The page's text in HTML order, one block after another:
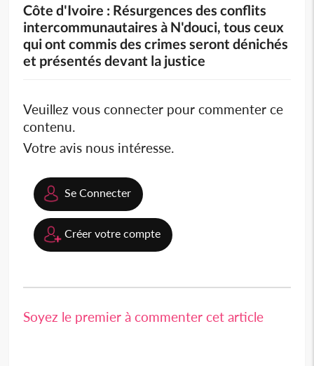
Côte d'Ivoire : Résurgences des conflits
intercommunautaires à N'douci, tous ceux
qui ont commis des crimes seront dénichés
et présentés devant la justice
Veuillez vous connecter pour commenter ce
contenu.
Votre avis nous intéresse.
Se Connecter
Créer votre compte
Soyez le premier à commenter cet article